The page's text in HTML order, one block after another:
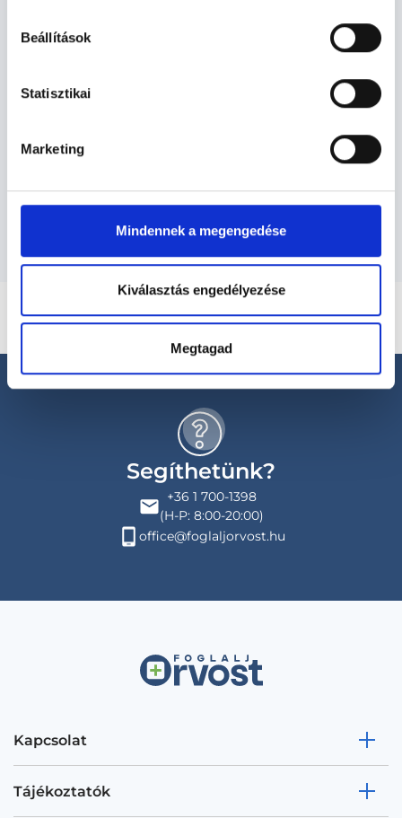
Beállítások
Statisztikai
Marketing
Mindennek a megengedése
Kiválasztás engedélyezése
Megtagad
KAPCSOLÓDÓ SZAKTERÜLETEK
Szolgáltatások
Budapesti és vidéki fül-orr-gégész orvosok
Segíthetünk?
+36 1 700-1398
(H-P: 8:00-20:00)
office@foglaljorvost.hu
Kapcsolat
Tájékoztatók